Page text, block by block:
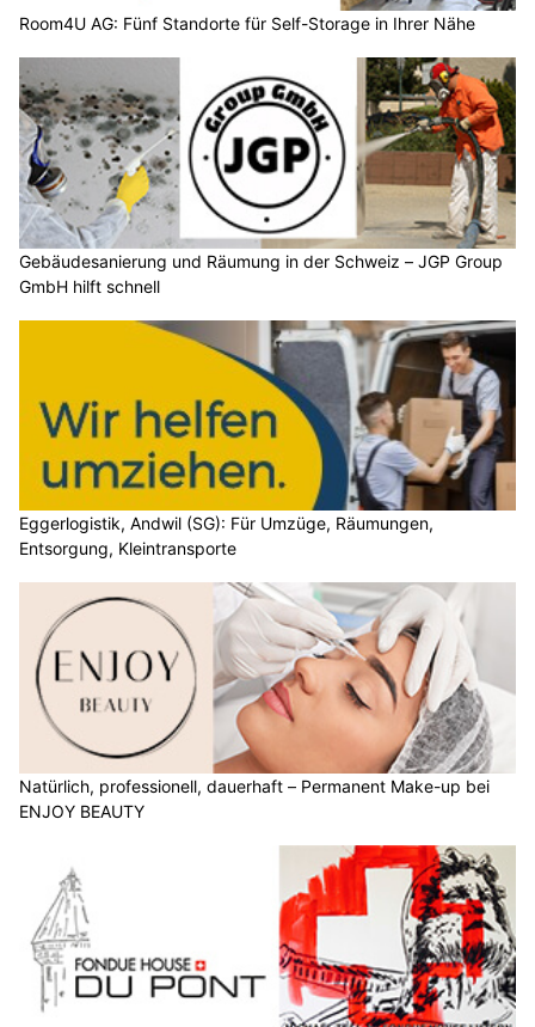
Room4U AG: Fünf Standorte für Self-Storage in Ihrer Nähe
Gebäudesanierung und Räumung in der Schweiz – JGP Group
GmbH hilft schnell
Eggerlogistik, Andwil (SG): Für Umzüge, Räumungen,
Entsorgung, Kleintransporte
Natürlich, professionell, dauerhaft – Permanent Make-up bei
ENJOY BEAUTY